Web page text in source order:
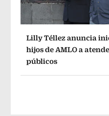
Lilly Téllez anuncia
hijos de AMLO a
públicos